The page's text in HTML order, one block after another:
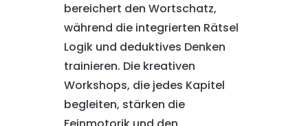
bereichert den Wortschatz,
während die integrierten Rätsel
Logik und deduktives Denken
trainieren. Die kreativen
Workshops, die jedes Kapitel
begleiten, stärken die